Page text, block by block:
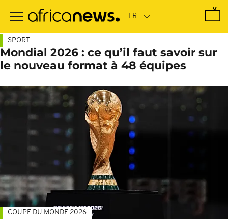
contenu
SPORT
Mondial 2026 : ce qu’il faut savoir sur
le nouveau format à 48 équipes
COUPE DU MONDE 2026